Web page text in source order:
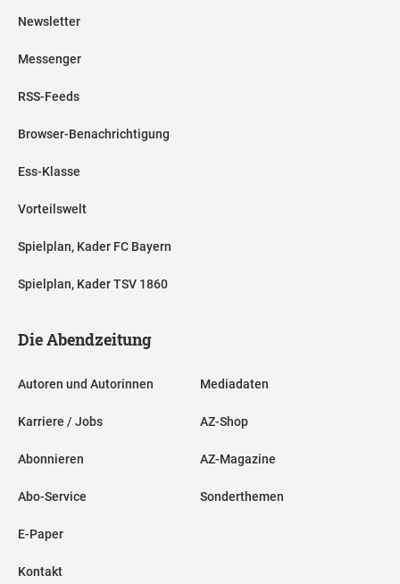
Newsletter
Messenger
RSS-Feeds
Browser-Benachrichtigung
Ess-Klasse
Vorteilswelt
Spielplan, Kader FC Bayern
Spielplan, Kader TSV 1860
Die Abendzeitung
Autoren und Autorinnen
Karriere / Jobs
Abonnieren
Abo-Service
E-Paper
Kontakt
Mediadaten
AZ-Shop
AZ-Magazine
Sonderthemen